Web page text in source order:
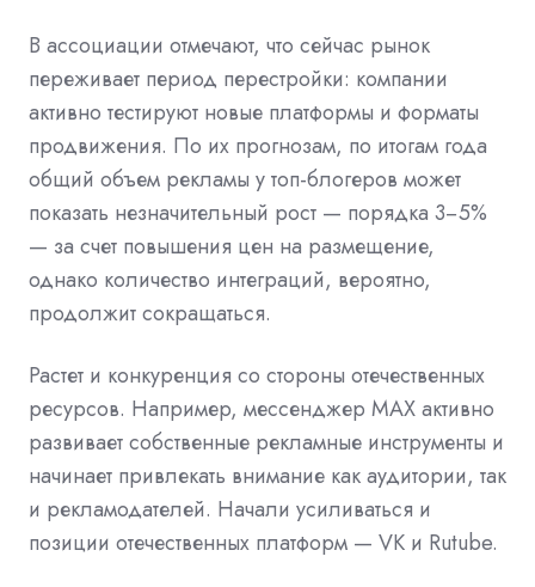
В ассоциации отмечают, что сейчас рынок
переживает период перестройки: компании
активно тестируют новые платформы и форматы
продвижения. По их прогнозам, по итогам года
общий объем рекламы у топ-блогеров может
показать незначительный рост — порядка 3−5%
— за счет повышения цен на размещение,
однако количество интеграций, вероятно,
продолжит сокращаться.
Растет и конкуренция со стороны отечественных
ресурсов. Например, мессенджер MAX активно
развивает собственные рекламные инструменты и
начинает привлекать внимание как аудитории, так
и рекламодателей. Начали усиливаться и
позиции отечественных платформ — VK и Rutube.